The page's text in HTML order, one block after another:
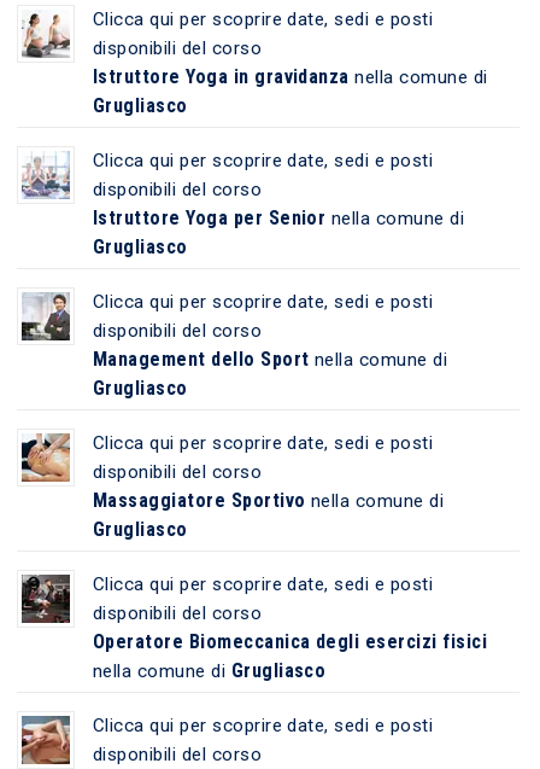
Clicca qui per scoprire date, sedi e posti
disponibili del corso
Istruttore Yoga in gravidanza nella comune di
Grugliasco
Clicca qui per scoprire date, sedi e posti
disponibili del corso
Istruttore Yoga per Senior nella comune di
Grugliasco
Clicca qui per scoprire date, sedi e posti
disponibili del corso
Management dello Sport nella comune di
Grugliasco
Clicca qui per scoprire date, sedi e posti
disponibili del corso
Massaggiatore Sportivo nella comune di
Grugliasco
Clicca qui per scoprire date, sedi e posti
disponibili del corso
Operatore Biomeccanica degli esercizi fisici
nella comune di Grugliasco
Clicca qui per scoprire date, sedi e posti
disponibili del corso